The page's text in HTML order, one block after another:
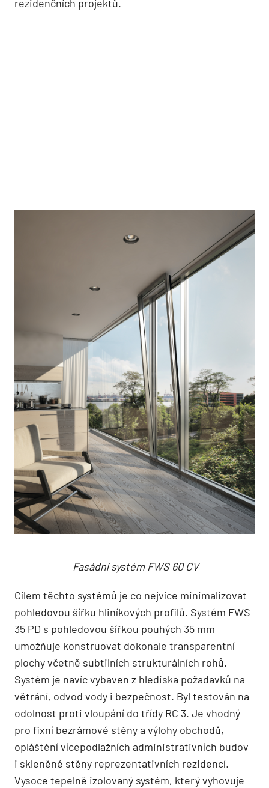
rezidenčních projektů.
Fasádní systém FWS 60 CV
Cílem těchto systémů je co nejvíce minimalizovat
pohledovou šířku hliníkových profilů. Systém FWS
35 PD s pohledovou šířkou pouhých 35 mm
umožňuje konstruovat dokonale transparentní
plochy včetně subtilních strukturálních rohů.
Systém je navíc vybaven z hlediska požadavků na
větrání, odvod vody i bezpečnost. Byl testován na
odolnost proti vloupání do třídy RC 3. Je vhodný
pro fixní bezrámové stěny a výlohy obchodů,
opláštění vícepodlažních administrativních budov
i skleněné stěny reprezentativních rezidencí.
Vysoce tepelně izolovaný systém, který vyhovuje